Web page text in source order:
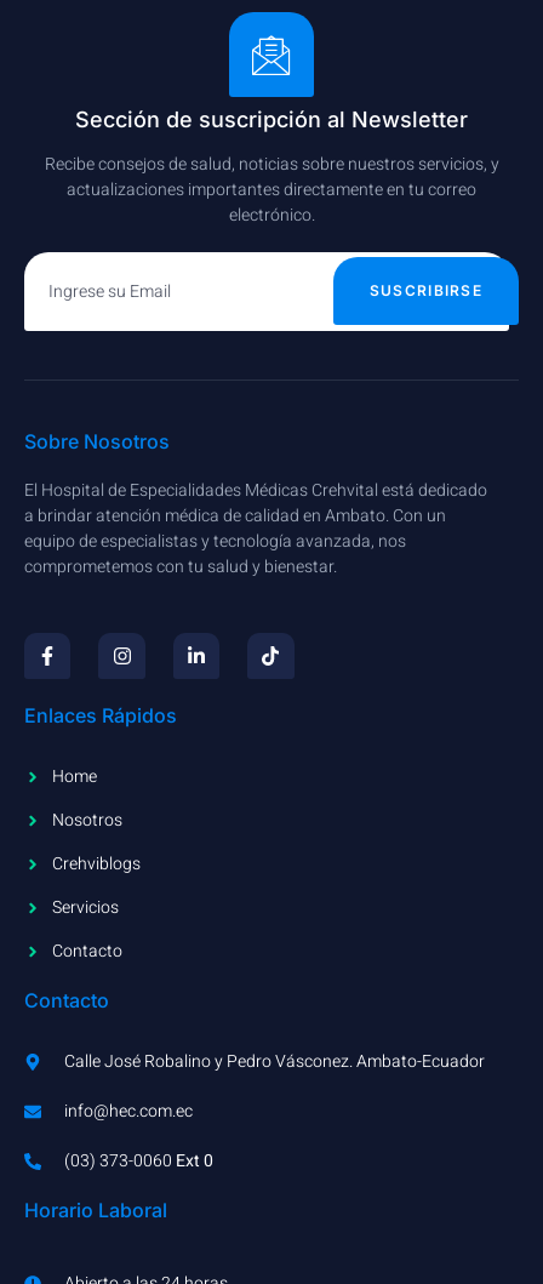
Sección de suscripción al Newsletter
Recibe consejos de salud, noticias sobre nuestros servicios, y
actualizaciones importantes directamente en tu correo
electrónico.
SUSCRIBIRSE
Sobre Nosotros
El Hospital de Especialidades Médicas Crehvital está dedicado
a brindar atención médica de calidad en Ambato. Con un
equipo de especialistas y tecnología avanzada, nos
comprometemos con tu salud y bienestar.
Enlaces Rápidos
Home
Nosotros
Crehviblogs
Servicios
Contacto
Contacto
Calle José Robalino y Pedro Vásconez. Ambato-Ecuador
info@hec.com.ec
(03) 373-0060​ Ext 0
Horario Laboral